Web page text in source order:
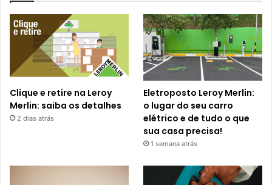
Clique e retire na Leroy
Merlin: saiba os detalhes
2 dias atrás
Eletroposto Leroy Merlin:
o lugar do seu carro
elétrico e de tudo o que
sua casa precisa!
1 semana atrás